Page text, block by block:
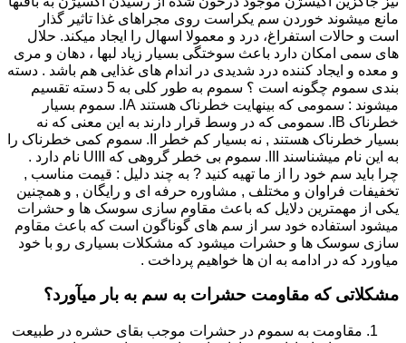
مانع میشوند خوردن سم یکراست روی مجراهای غذا تاثیر گذار
است و حالات استفراغ، درد و معمولا اسهال را ایجاد میکند. حلال
های سمی امکان دارد باعث سوختگی بسیار زیاد لبها ، دهان و مری
و معده و ایجاد کننده درد شدیدی در اندام های غذایی هم باشد . دسته
بندی سموم چگونه است ؟ سموم به طور کلی به 5 دسته تقسیم
میشوند : سمومی که بینهایت خطرناک هستند IA. سموم بسیار
خطرناک IB. سمومی که در وسط قرار دارند به این معنی که نه
بسیار خطرناک هستند , نه بسیار کم خطر II. سموم کمی خطرناک را
به این نام میشناسند III. سموم بی خطر گروهی که UIII نام دارد .
چرا باید سم خود را از ما تهیه کنید ? به چند دلیل : قیمت مناسب ,
تخفیفات فراوان و مختلف , مشاوره حرفه ای و رایگان , و همچنین
یکی از مهمترین دلایل که باعث مقاوم سازی سوسک ها و حشرات
میشود استفاده خود سر از سم های گوناگون است که باعث مقاوم
سازی سوسک ها و حشرات میشود که مشکلات بسیاری رو با خود
میاورد که در ادامه به ان ها خواهیم پرداخت .
مشکلاتی که مقاومت حشرات به سم به بار میآورد؟
مقاومت به سموم در حشرات موجب بقای حشره در طبیعت